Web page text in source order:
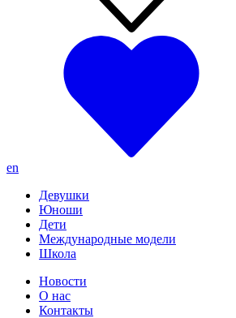
en
Девушки
Юноши
Дети
Международные модели
Школа
Новости
О нас
Контакты